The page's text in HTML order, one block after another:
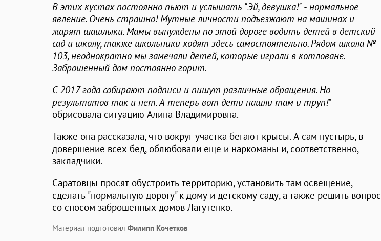
В этих кустах постоянно пьют и услышать "Эй, девушка!" - нормальное
явление. Очень страшно! Мутные личности подъезжают на машинах и
жарят шашлыки. Мамы вынуждены по этой дороге водить детей в детский
сад и школу, также школьники ходят здесь самостоятельно. Рядом школа №
103, неоднократно мы замечали детей, которые играли в котловане.
Заброшенный дом постоянно горит.
С 2017 года собирают подписи и пишут различные обращения. Но
результатов так и нет. А теперь вот дети нашли там и труп!"-
обрисовала ситуацию Алина Владимировна.
Также она рассказала, что вокруг участка бегают крысы. А сам пустырь, в
довершение всех бед, облюбовали еще и наркоманы и, соответственно,
закладчики.
Саратовцы просят обустроить территорию, установить там освещение,
сделать "нормальную дорогу" к дому и детскому саду, а также решить вопрос
со сносом заброшенных домов Лагутенко.
Материал подготовил Филипп Кочетков